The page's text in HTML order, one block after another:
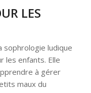
LES
sophrologie ludique
les enfants. Elle
à gérer
maux du